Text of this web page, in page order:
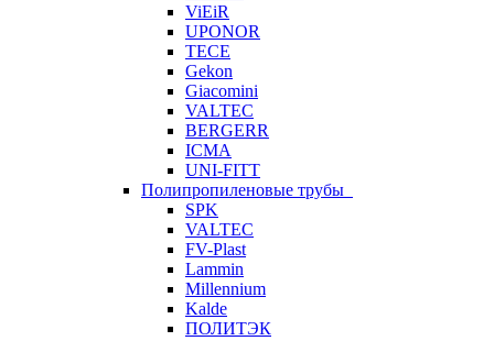
ViEiR
UPONOR
TECE
Gekon
Giacomini
VALTEC
BERGERR
ICMA
UNI-FITT
Полипропиленовые трубы
SPK
VALTEC
FV-Plast
Lammin
Millennium
Kalde
ПОЛИТЭК